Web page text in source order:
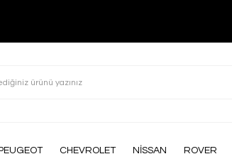
PEUGEOT CHEVROLET NİSSAN ROVER